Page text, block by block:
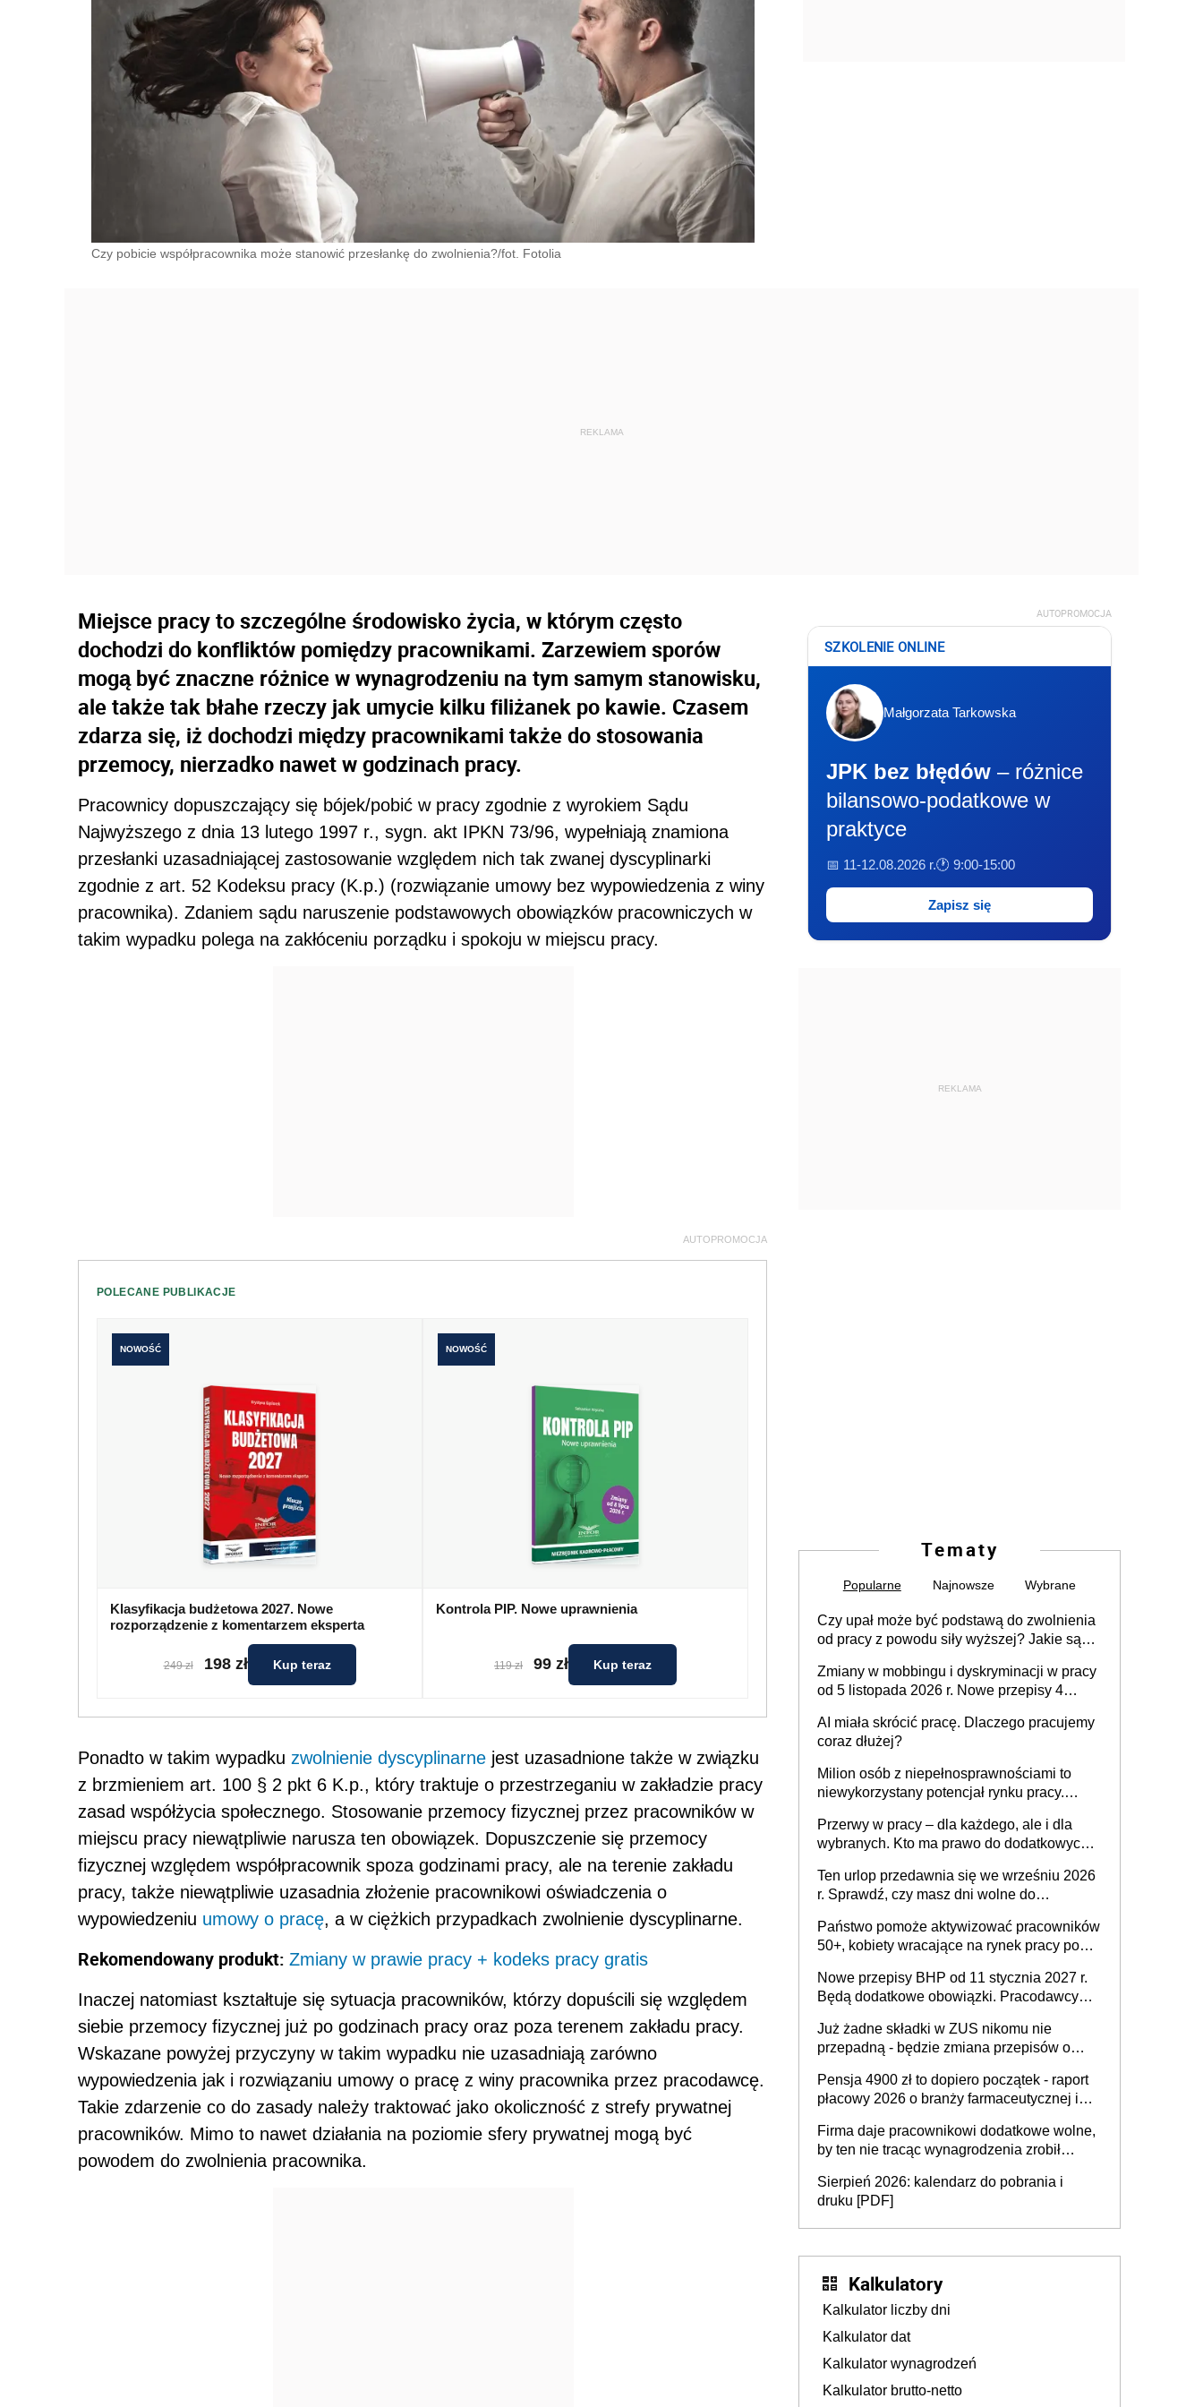
Czy pobicie współpracownika może stanowić przesłankę do zwolnienia?/fot. Fotolia
Miejsce pracy to szczególne środowisko życia, w którym często
dochodzi do konfliktów pomiędzy pracownikami. Zarzewiem sporów
mogą być znaczne różnice w wynagrodzeniu na tym samym stanowisku,
ale także tak błahe rzeczy jak umycie kilku filiżanek po kawie. Czasem
zdarza się, iż dochodzi między pracownikami także do stosowania
przemocy, nierzadko nawet w godzinach pracy.
Pracownicy dopuszczający się bójek/pobić w pracy zgodnie z wyrokiem Sądu
Najwyższego z dnia 13 lutego 1997 r., sygn. akt IPKN 73/96, wypełniają znamiona
przesłanki uzasadniającej zastosowanie względem nich tak zwanej dyscyplinarki
zgodnie z art. 52 Kodeksu pracy (K.p.) (rozwiązanie umowy bez wypowiedzenia z winy
pracownika). Zdaniem sądu naruszenie podstawowych obowiązków pracowniczych w
takim wypadku polega na zakłóceniu porządku i spokoju w miejscu pracy.
AUTOPROMOCJA
POLECANE PUBLIKACJE
NOWOŚĆ
Klasyfikacja budżetowa 2027. Nowe
rozporządzenie z komentarzem eksperta
249 zł 198 zł Kup teraz
NOWOŚĆ
Kontrola PIP. Nowe uprawnienia
119 zł 99 zł Kup teraz
Ponadto w takim wypadku zwolnienie dyscyplinarne jest uzasadnione także w związku
z brzmieniem art. 100 § 2 pkt 6 K.p., który traktuje o przestrzeganiu w zakładzie pracy
zasad współżycia społecznego. Stosowanie przemocy fizycznej przez pracowników w
miejscu pracy niewątpliwie narusza ten obowiązek. Dopuszczenie się przemocy
fizycznej względem współpracownik spoza godzinami pracy, ale na terenie zakładu
pracy, także niewątpliwie uzasadnia złożenie pracownikowi oświadczenia o
wypowiedzeniu umowy o pracę, a w ciężkich przypadkach zwolnienie dyscyplinarne.
Rekomendowany produkt: Zmiany w prawie pracy + kodeks pracy gratis
Inaczej natomiast kształtuje się sytuacja pracowników, którzy dopuścili się względem
siebie przemocy fizycznej już po godzinach pracy oraz poza terenem zakładu pracy.
Wskazane powyżej przyczyny w takim wypadku nie uzasadniają zarówno
wypowiedzenia jak i rozwiązaniu umowy o pracę z winy pracownika przez pracodawcę.
Takie zdarzenie co do zasady należy traktować jako okoliczność z strefy prywatnej
pracowników. Mimo to nawet działania na poziomie sfery prywatnej mogą być
powodem do zwolnienia pracownika.
AUTOPROMOCJA
SZKOLENIE ONLINE
Małgorzata Tarkowska
JPK bez błędów – różnice
bilansowo-podatkowe w
praktyce
📅 11-12.08.2026 r.🕐 9:00-15:00
Zapisz się
REKLAMA
Tematy
Popularne Najnowsze Wybrane
Czy upał może być podstawą do zwolnienia
od pracy z powodu siły wyższej? Jakie są
Zmiany w mobbingu i dyskryminacji w pracy
od 5 listopada 2026 r. Nowe przepisy 4
Ustaw
AI miała skrócić pracę. Dlaczego pracujemy
coraz dłużej?
Milion osób z niepełnosprawnościami to
niewykorzystany potencjał rynku pracy.
dofinansowań czy refundacji, ale bariery po
stronie systemu i świadomości
pracodawców [WYWIAD]
Przerwy w pracy – dla każdego, ale i dla
wybranych. Kto ma prawo do dodatkowych
Ten urlop przedawnia się we wrześniu 2026
r. Sprawdź, czy masz dni wolne do
Państwo pomoże aktywizować pracowników
50+, kobiety wracające na rynek pracy po
osoby neuroatypowe. Powstanie Fundusz
na rzecz Inkluzywności w Zatrudnianiu?
Nowe przepisy BHP od 11 stycznia 2027 r.
Będą dodatkowe obowiązki. Pracodawcy
Już żadne składki w ZUS nikomu nie
przepadną - będzie zmiana przepisów o
ubezpieczeniom społecznym
Pensja 4900 zł to dopiero początek - raport
płacowy 2026 o branży farmaceutycznej i
Firma daje pracownikowi dodatkowe wolne,
by ten nie tracąc wynagrodzenia zrobił
sprawdza
Sierpień 2026: kalendarz do pobrania i
druku [PDF]
Kalkulatory
Kalkulator liczby dni
Kalkulator dat
Kalkulator wynagrodzeń
Kalkulator brutto-netto